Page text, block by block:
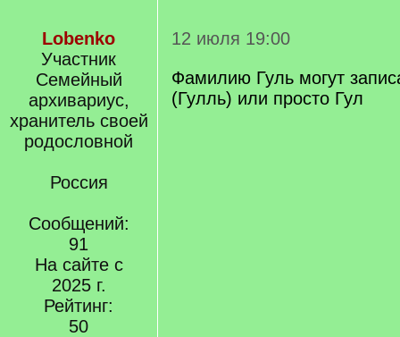
Lobenko
Участник
Семейный
архивариус,
хранитель своей
родословной
Россия
Сообщений:
91
На сайте с
2025 г.
Рейтинг:
50
12 июля 19:00
Фамилию Гуль могут
(Гулль) или просто Гул